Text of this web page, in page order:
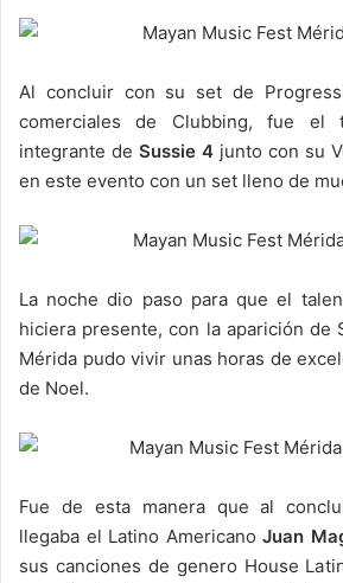
Al concluir con su set de
comerciales de Clubbing, fue el
integrante de Sussie 4 junto con su
en este evento con un set lleno de
La noche dio paso para que el
hiciera presente, con la aparición de
Mérida pudo vivir unas horas de
de Noel.
Fue de esta manera que al
llegaba el Latino AmericanoJuan
sus canciones de genero House